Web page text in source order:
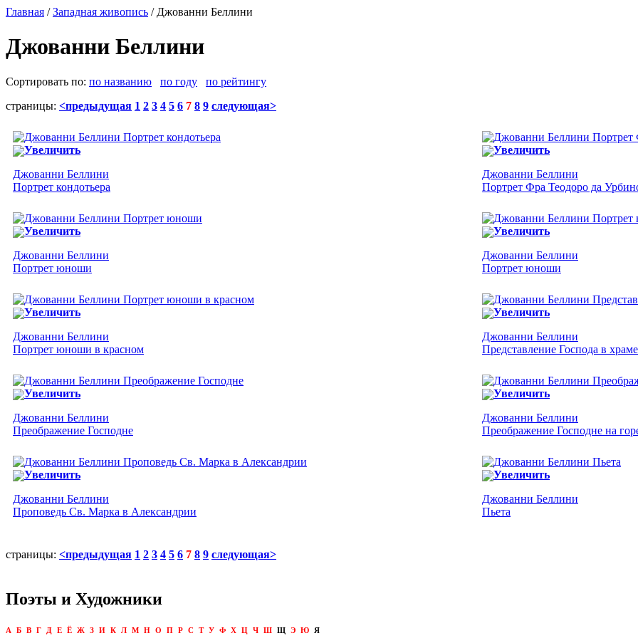
Главная /Западная живопись / Джованни Беллини
Джованни Беллини
Сортировать по: по названию по году
по рейтингу
страницы: <предыдущая 1 2 3 4 5 6 7 8 9 следующая>
Увеличить
Джованни Беллини
Портрет кондотьера
Увеличить
Джованни Беллини
Портрет Фра Теодоро да
Увеличить
Джованни Беллини
Портрет юноши
Увеличить
Джованни Беллини
Портрет юноши
Увеличить
Джованни Беллини
Портрет юноши в красном
Увеличить
Джованни Беллини
Представление Господа в храме
Увеличить
Джованни Беллини
Преображение Господне
Увеличить
Джованни Беллини
Преображение Господне на
Увеличить
Джованни Беллини
Проповедь Св. Марка в Александрии
Увеличить
Джованни Беллини
Пьета
страницы: <предыдущая 1 2 3 4 5 6 7 8 9 следующая>
Поэты и Художники
А Б В Г Д Е Ё Ж З И К Л М Н О П Р С Т У Ф Х Ц Ч Ш Щ Э Ю Я